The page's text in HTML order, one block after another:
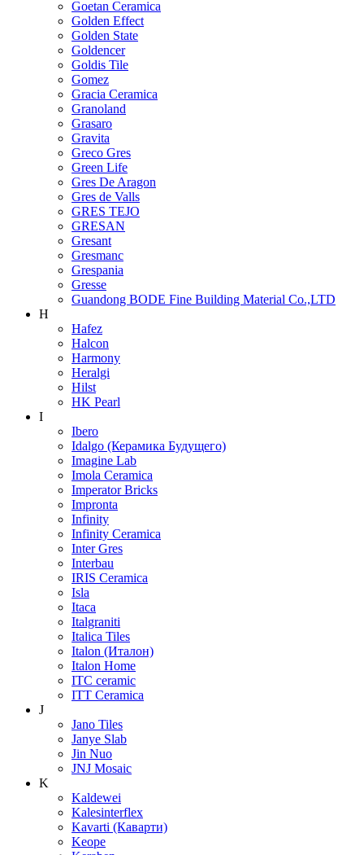
Goetan Ceramica
Golden Effect
Golden State
Goldencer
Goldis Tile
Gomez
Gracia Ceramica
Granoland
Grasaro
Gravita
Greco Gres
Green Life
Gres De Aragon
Gres de Valls
GRES TEJO
GRESAN
Gresant
Gresmanc
Grespania
Gresse
Guandong BODE Fine Building Material Co.,LTD
H
Hafez
Halcon
Harmony
Heralgi
Hilst
HK Pearl
I
Ibero
Idalgo (Керамика Будущего)
Imagine Lab
Imola Ceramica
Imperator Bricks
Impronta
Infinity
Infinity Ceramica
Inter Gres
Interbau
IRIS Ceramica
Isla
Itaca
Italgraniti
Italica Tiles
Italon (Италон)
Italon Home
ITC ceramic
ITT Ceramica
J
Jano Tiles
Janye Slab
Jin Nuo
JNJ Mosaic
K
Kaldewei
Kalesinterflex
Kavarti (Каварти)
Keope